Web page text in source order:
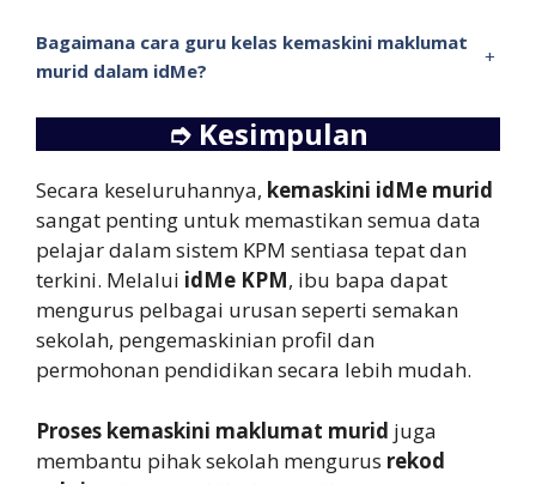
Bagaimana cara guru kelas kemaskini maklumat
murid dalam idMe?
+
➮ Kesimpulan
Secara keseluruhannya, kemaskini idMe murid
sangat penting untuk memastikan semua data
pelajar dalam sistem KPM sentiasa tepat dan
terkini. Melalui idMe KPM, ibu bapa dapat
mengurus pelbagai urusan seperti semakan
sekolah, pengemaskinian profil dan
permohonan pendidikan secara lebih mudah.
Proses kemaskini maklumat murid juga
membantu pihak sekolah mengurus rekod